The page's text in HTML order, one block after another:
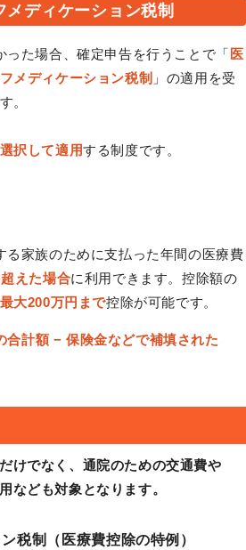
メディケーション税制
った場合、確定申告を行うことで「 医
メディケーション税制 」の適用を受
。
択して適用する制度です。
る家族のために支払った年間の医療費
えた場合に利用できます。控除額の
最大200万円まで控除が可能です。
合計額 − 保険金などで補填された
けでなく、通院のための交通費や
なども対象となります。
税制（医療費控除の特例）